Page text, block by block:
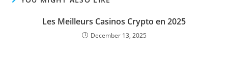
Les Meilleurs Casinos Crypto en 2025
December 13, 2025